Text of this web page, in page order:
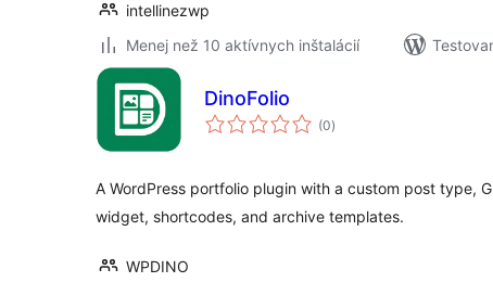
intellinezwp
Menej než 10 aktívnych inštalácií
DinoFolio
(0celkové
hodnotenie
)
A WordPress portfolio plugin with a custom post type,
widget, shortcodes, and archive templates.
WPDINO